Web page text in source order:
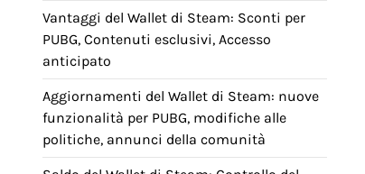
Vantaggi del Wallet di Steam: Sconti per
PUBG, Contenuti esclusivi, Accesso
anticipato
Aggiornamenti del Wallet di Steam: nuove
funzionalità per PUBG, modifiche alle
politiche, annunci della comunità